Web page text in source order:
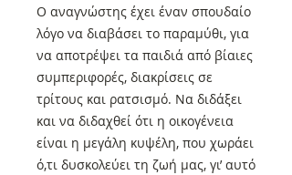
Ο αναγνώστης έχει έναν σπουδαίο
λόγο να διαβάσει το παραμύθι, για
να αποτρέψει τα παιδιά από βίαιες
συμπεριφορές, διακρίσεις σε
τρίτους και ρατσισμό. Να διδάξει
και να διδαχθεί ότι η οικογένεια
είναι η μεγάλη κυψέλη, που χωράει
ό,τι δυσκολεύει τη ζωή μας, γι’ αυτό